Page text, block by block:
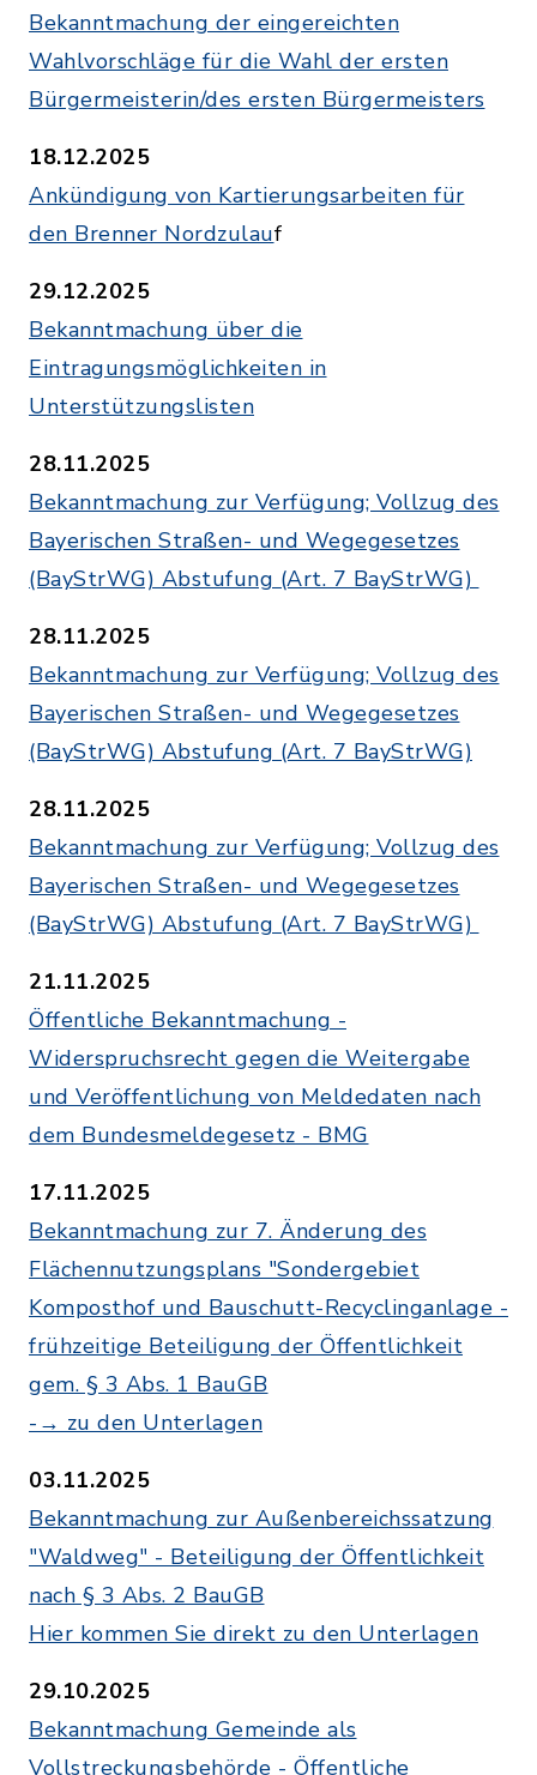
Bekanntmachung der eingereichten
Wahlvorschläge für die Wahl der ersten
Bürgermeisterin/des ersten Bürgermeisters
18.12.2025
Ankündigung von Kartierungsarbeiten für
den Brenner Nordzulauf
29.12.2025
Bekanntmachung über die
Eintragungsmöglichkeiten in
Unterstützungslisten
28.11.2025
Bekanntmachung zur Verfügung; Vollzug des
Bayerischen Straßen- und Wegegesetzes
(BayStrWG) Abstufung (Art. 7 BayStrWG)
28.11.2025
Bekanntmachung zur Verfügung; Vollzug des
Bayerischen Straßen- und Wegegesetzes
(BayStrWG) Abstufung (Art. 7 BayStrWG)
28.11.2025
Bekanntmachung zur Verfügung; Vollzug des
Bayerischen Straßen- und Wegegesetzes
(BayStrWG) Abstufung (Art. 7 BayStrWG)
21.11.2025
Öffentliche Bekanntmachung -
Widerspruchsrecht gegen die Weitergabe
und Veröffentlichung von Meldedaten nach
dem Bundesmeldegesetz - BMG
17.11.2025
Bekanntmachung zur 7. Änderung des
Flächennutzungsplans "Sondergebiet
Komposthof und Bauschutt-Recyclinganlage -
frühzeitige Beteiligung der Öffentlichkeit
gem. § 3 Abs. 1 BauGB
-→ zu den Unterlagen
03.11.2025
Bekanntmachung zur Außenbereichssatzung
"Waldweg" - Beteiligung der Öffentlichkeit
nach § 3 Abs. 2 BauGB
Hier kommen Sie direkt zu den Unterlagen
29.10.2025
Bekanntmachung Gemeinde als
Vollstreckungsbehörde - Öffentliche